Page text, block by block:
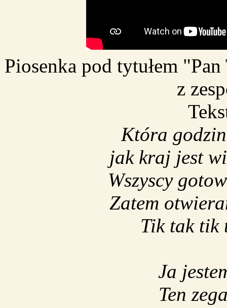
Piosenka pod tytułem
z
Która
jak kraj jest
Wszyscy
Zatem
Tik tak tik
Ja
Ten